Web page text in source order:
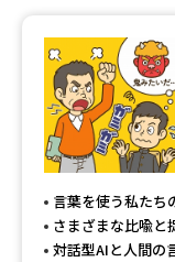
言葉を使う私たち
さまざまな比喩と
対話型AIと人間の